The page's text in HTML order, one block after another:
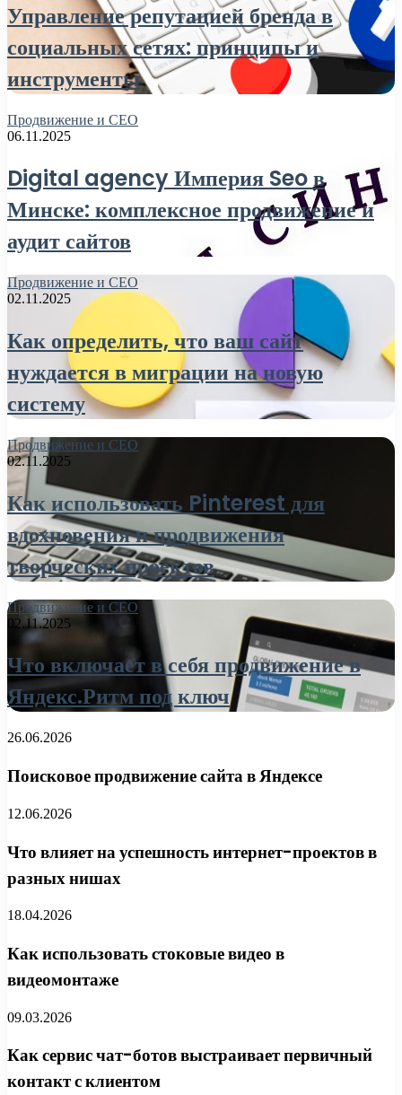
Управление репутацией бренда в
социальных сетях: принципы и
инструменты
Продвижение и СЕО
06.11.2025
Digital agency Империя Seo в
Минске: комплексное продвижение и
аудит сайтов
Продвижение и СЕО
02.11.2025
Как определить, что ваш сайт
нуждается в миграции на новую
систему
Продвижение и СЕО
02.11.2025
Как использовать Pinterest для
вдохновения и продвижения
творческих проектов
Продвижение и СЕО
02.11.2025
Что включает в себя продвижение в
Яндекс.Ритм под ключ
26.06.2026
Поисковое продвижение сайта в Яндексе
12.06.2026
Что влияет на успешность интернет-проектов в
разных нишах
18.04.2026
Как использовать стоковые видео в
видеомонтаже
09.03.2026
Как сервис чат-ботов выстраивает первичный
контакт с клиентом